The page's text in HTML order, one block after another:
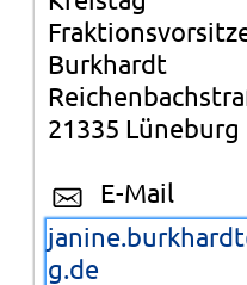
Burkhardt
21335 Lüneburg
E-Mail
g.de